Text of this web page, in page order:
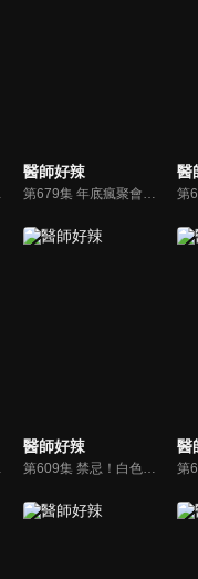
？！
醫師好辣
第679集 年底瘋聚會，健康大失血？！醫師教你復原捷徑！！
醫
！！
醫師好辣
第609集 禁忌！白色巨塔地雷區千萬別亂踩？！
醫